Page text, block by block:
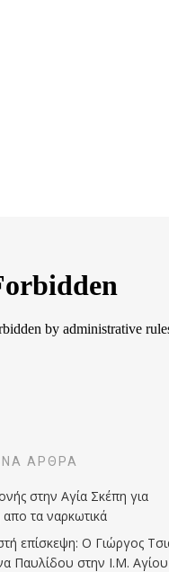
ΆΡΘΡΑ
στην Αγία Σκέπη για
τα ναρκωτικά
επίσκεψη: Ο Γιώργος
Παυλίδου στην Ι.Μ. Αγίου